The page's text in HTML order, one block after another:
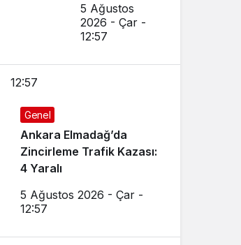
Ağır
Yaralandı
5 Ağustos
2026 - Çar -
12:57
12:57
Genel
Ankara Elmadağ’da
Zincirleme Trafik Kazası:
4 Yaralı
5 Ağustos 2026 - Çar -
12:57